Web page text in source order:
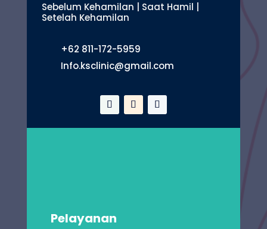
Sebelum Kehamilan | Saat Hamil |
Setelah Kehamilan
+62 811-172-5959
Info.ksclinic@gmail.com
Pelayanan